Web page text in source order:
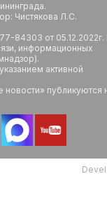
Чистякова Л.С.
84303 от
информационных
активной
публикуются